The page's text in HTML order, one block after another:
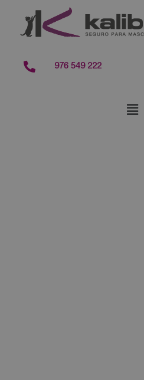
contenido
976 549 222